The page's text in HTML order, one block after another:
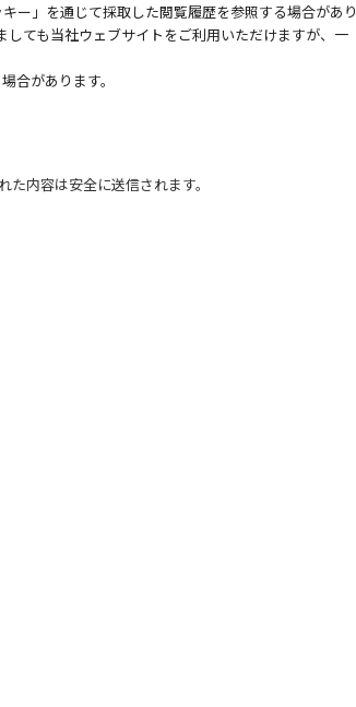
ー」を通じて採取した閲覧履歴を参照する場合があり
ても当社ウェブサイトをご利用いただけますが、一
合があります。
内容は安全に送信されます。